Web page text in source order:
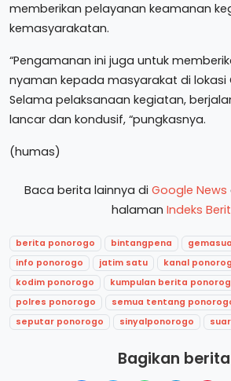
memberikan pelayanan keamanan
kemasyarakatan.
“Pengamanan ini juga untuk
nyaman kepada masyarakat di lokasi
Selama pelaksanaan kegiatan,
lancar dan kondusif, “pungkasnya.
(humas)
Baca berita lainnya di Google News
halaman Indeks
berita ponorogo bintangpena
info ponorogo
jatim satu
kanal
kodim ponorogo
kumpulan berita
polres ponorogo
semua tentang
seputar ponorogo
sinyalponorogo
Bagikan